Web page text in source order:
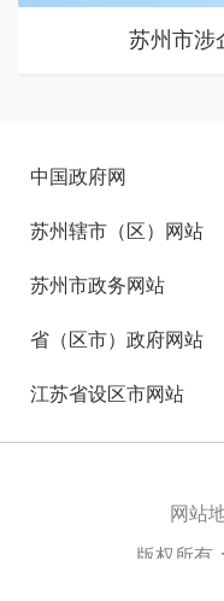
苏州市涉
中国政府网
苏州辖市（区）网站
苏州市政务网站
省（区市）政府网站
江苏省设区市网站
网站
版权所有